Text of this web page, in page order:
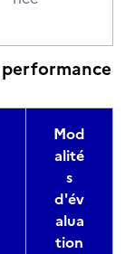
performance
Mod
alité
s
d'év
alua
tion